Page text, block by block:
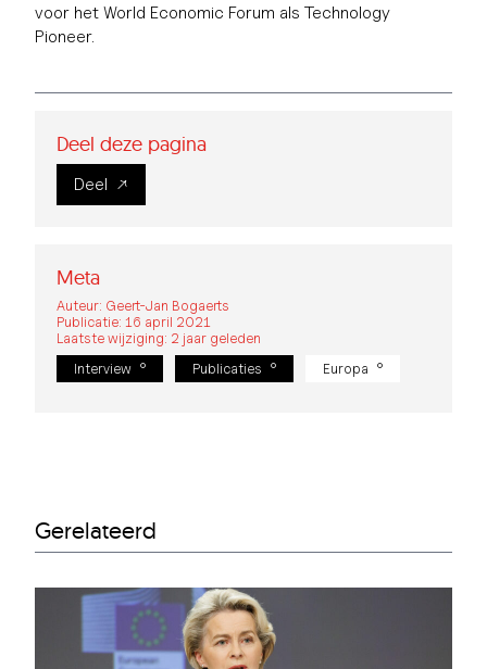
voor het World Economic Forum als Technology
Pioneer.
Deel deze pagina
Deel
Meta
Auteur: Geert-Jan Bogaerts
Publicatie: 16 april 2021
Laatste wijziging: 2 jaar geleden
Interview
Publicaties Europa
Gerelateerd